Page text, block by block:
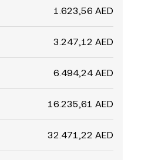
1.623,56 AED
3.247,12 AED
6.494,24 AED
16.235,61 AED
32.471,22 AED